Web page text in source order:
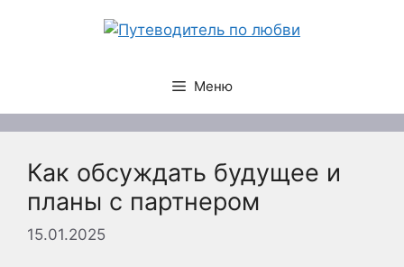
Меню
Как обсуждать будущее и
планы с партнером
15.01.2025